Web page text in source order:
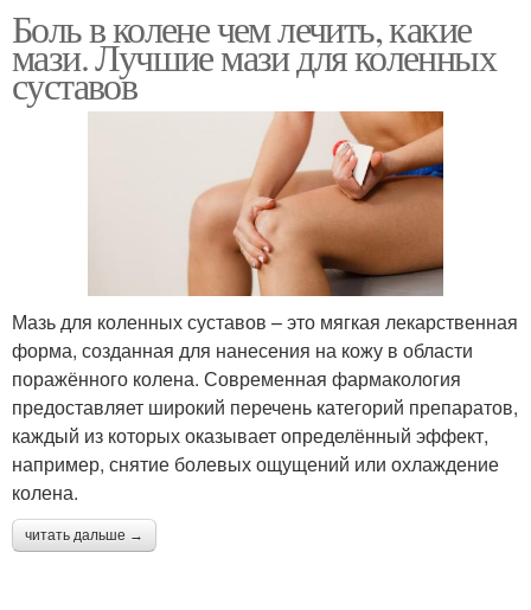
Боль в колене чем лечить, какие
мази. Лучшие мази для коленных
суставов
Мазь для коленных суставов – это мягкая лекарственная
форма, созданная для нанесения на кожу в области
поражённого колена. Современная фармакология
предоставляет широкий перечень категорий препаратов,
каждый из которых оказывает определённый эффект,
например, снятие болевых ощущений или охлаждение
колена.
читать дальше →